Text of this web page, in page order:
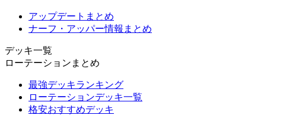
アップデートまとめ
ナーフ・アッパー情報まとめ
デッキ一覧
ローテーションまとめ
最強デッキランキング
ローテーションデッキ一覧
格安おすすめデッキ